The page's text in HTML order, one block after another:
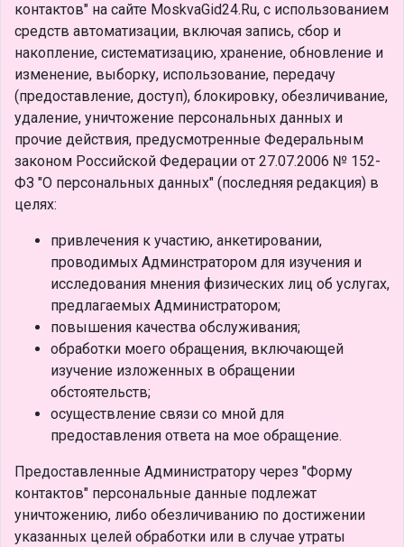
контактов" на сайте MoskvaGid24.Ru, с использованием
средств автоматизации, включая запись, сбор и
накопление, систематизацию, хранение, обновление и
изменение, выборку, использование, передачу
(предоставление, доступ), блокировку, обезличивание,
удаление, уничтожение персональных данных и
прочие действия, предусмотренные Федеральным
законом Российской Федерации от 27.07.2006 № 152-
ФЗ "О персональных данных" (последняя редакция) в
целях:
привлечения к участию, анкетировании,
проводимых Админстратором для изучения и
исследования мнения физических лиц об услугах,
предлагаемых Администратором;
повышения качества обслуживания;
обработки моего обращения, включающей
изучение изложенных в обращении
обстоятельств;
осуществление связи со мной для
предоставления ответа на мое обращение.
Предоставленные Администратору через "Форму
контактов" персональные данные подлежат
уничтожению, либо обезличиванию по достижении
указанных целей обработки или в случае утраты